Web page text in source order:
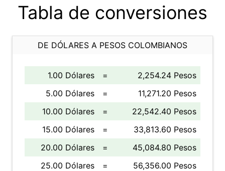
Tabla de conversiones
DE DÓLARES A PESOS COLOMBIANOS
1.00 Dólares =
2,254.24 Pesos
5.00 Dólares
=
11,271.20 Pesos
10.00 Dólares
=
22,542.40 Pesos
15.00 Dólares
=
33,813.60 Pesos
20.00 Dólares
=
45,084.80 Pesos
25.00 Dólares
=
56,356.00 Pesos